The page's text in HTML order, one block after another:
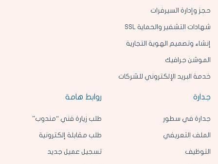
جدارة
جدارة في سطور
الملف التعريفي
التوظيف
حجز وإدارة السيرفرات
شهادات التشفير والحماية SSL
إنشاء وتصميم الهوية التجارية
الموشن جرافيك
خدمة البريد الإلكتروني للشركات
روابط هامة
طلب زيارة فني “مندوب”
طلب مقابلة إلكترونية
تسجيل عميل جديد